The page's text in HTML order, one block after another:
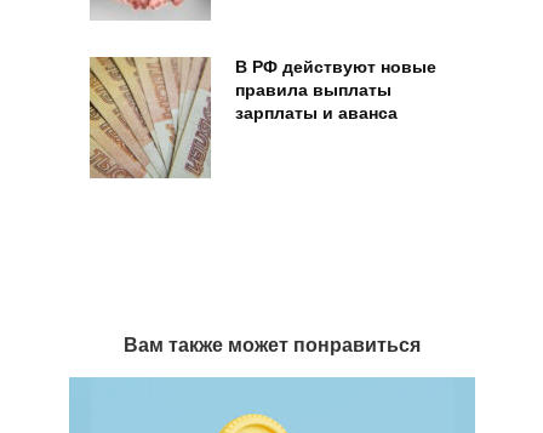
В РФ действуют новые
правила выплаты
зарплаты и аванса
Вам также может понравиться